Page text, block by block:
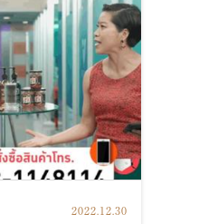
2022.12.30